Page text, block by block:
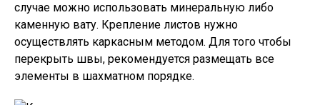
случае можно использовать минеральную либо
каменную вату. Крепление листов нужно
осуществлять каркасным методом. Для того чтобы
перекрыть швы, рекомендуется размещать все
элементы в шахматном порядке.